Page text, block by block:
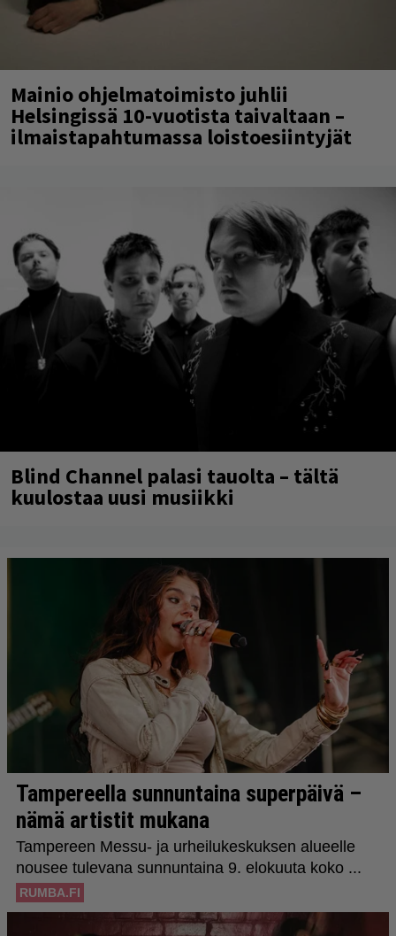
Mainio ohjelmatoimisto juhlii
Helsingissä 10-vuotista taivaltaan –
ilmaistapahtumassa loistoesiintyjät
Blind Channel palasi tauolta – tältä
kuulostaa uusi musiikki